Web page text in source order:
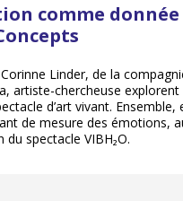
comme donnée
Linder, de la
artiste-chercheuse
d’art vivant.
de mesure des émotions,
du spectacle VIBH₂O.